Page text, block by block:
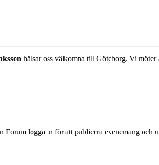
hälsar oss välkomna till Göteborg. Vi möter
Forum logga in för att publicera evenemang och